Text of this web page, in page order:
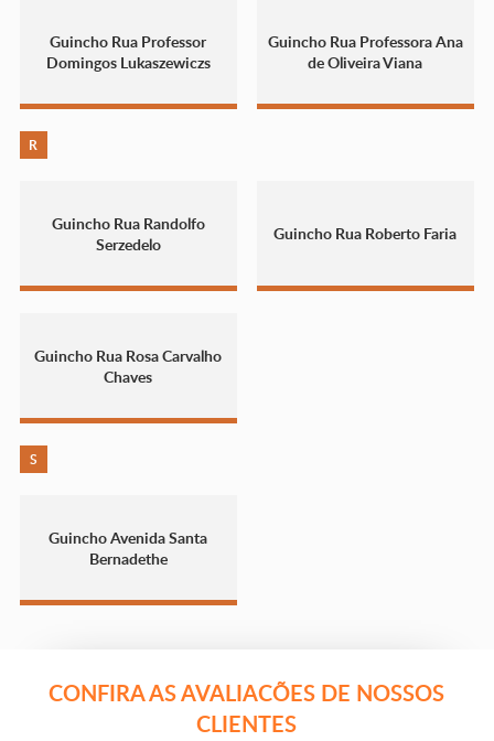
Guincho Rua Professor
Domingos Lukaszewiczs
Guincho Rua Professora Ana
de Oliveira Viana
R
Guincho Rua Randolfo
Serzedelo
Guincho Rua Roberto Faria
Guincho Rua Rosa Carvalho
Chaves
S
Guincho Avenida Santa
Bernadethe
CONFIRA AS AVALIACÕES DE NOSSOS
CLIENTES